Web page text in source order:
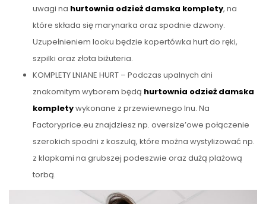
uwagi na hurtownia odzież damska komplety, na
które składa się marynarka oraz spodnie dzwony.
Uzupełnieniem looku będzie kopertówka hurt do ręki,
szpilki oraz złota biżuteria.
KOMPLETY LNIANE HURT – Podczas upalnych dni
znakomitym wyborem będą hurtownia odzież damska
kompletywykonane z przewiewnego lnu. Na
Factoryprice.eu znajdziesz np. oversize’owe połączenie
szerokich spodni z koszulą, które można wystylizować np.
z klapkami na grubszej podeszwie oraz dużą plażową
torbą.